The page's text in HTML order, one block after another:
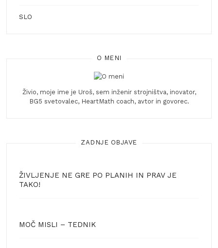
SLO
O MENI
Živio, moje ime je Uroš, sem inženir strojništva, inovator,
BG5 svetovalec, HeartMath coach, avtor in govorec.
ZADNJE OBJAVE
ŽIVLJENJE NE GRE PO PLANIH IN PRAV JE
TAKO!
MOČ MISLI – TEDNIK